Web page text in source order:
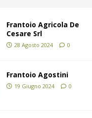
Frantoio Agricola De
Cesare Srl
28 Agosto 2024 0
Frantoio Agostini
19 Giugno 2024 0